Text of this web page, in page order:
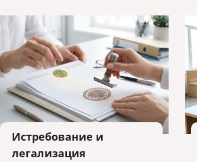
Истребование и
легализация